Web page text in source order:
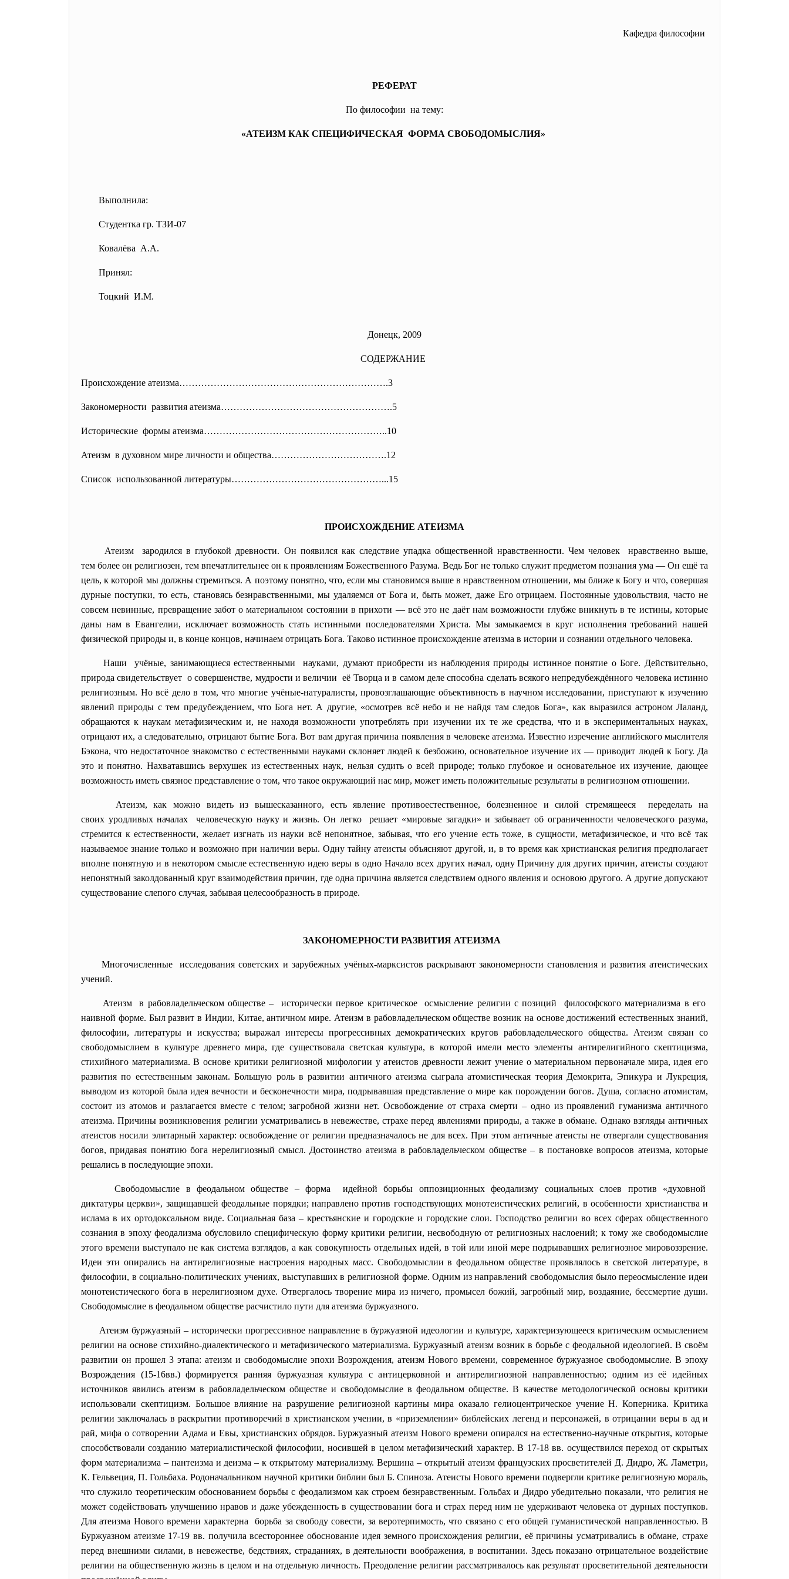
Кафедра философии
РЕФЕРАТ
По философии на тему:
«АТЕИЗМ КАК СПЕЦИФИЧЕСКАЯ ФОРМА СВОБОДОМЫСЛИЯ»
Выполнила:
Студентка гр. ТЗИ-07
Ковалёва А.А.
Принял:
Тоцкий И.М.
Донецк, 2009
СОДЕРЖАНИЕ
Происхождение атеизма………………………………………………………….3
Закономерности развития атеизма……………………………………………….5
Исторические формы атеизма…………………………………………………..10
Атеизм в духовном мире личности и общества……………………………….12
Список использованной литературы…………………………………………...15
ПРОИСХОЖДЕНИЕ АТЕИЗМА
Атеизм зародился в глубокой древности. Он появился как следствие упадка общественной нравственности. Чем человек нравственно выше,
тем более он религиозен, тем впечатлительнее он к проявлениям Божественного Разума. Ведь Бог не только служит предметом познания ума — Он ещё та
цель, к которой мы должны стремиться. А поэтому понятно, что, если мы становимся выше в нравственном отношении, мы ближе к Богу и что, совершая
дурные поступки, то есть, становясь безнравственными, мы удаляемся от Бога и, быть может, даже Его отрицаем. Постоянные удовольствия, часто не
совсем невинные, превращение забот о материальном состоянии в прихоти — всё это не даёт нам возможности глубже вникнуть в те истины, которые
даны нам в Евангелии, исключает возможность стать истинными последователями Христа. Мы замыкаемся в круг исполнения требований нашей
физической природы и, в конце концов, начинаем отрицать Бога. Таково истинное происхождение атеизма в истории и сознании отдельного человека.
Наши учёные, занимающиеся естественными науками, думают приобрести из наблюдения природы истинное понятие о Боге. Действительно,
природа свидетельствует о совершенстве, мудрости и величии её Творца и в самом деле способна сделать всякого непредубеждённого человека истинно
религиозным. Но всё дело в том, что многие учёные-натуралисты, провозглашающие объективность в научном исследовании, приступают к изучению
явлений природы с тем предубеждением, что Бога нет. А другие, «осмотрев всё небо и не найдя там следов Бога», как выразился астроном Лаланд,
обращаются к наукам метафизическим и, не находя возможности употреблять при изучении их те же средства, что и в экспериментальных науках,
отрицают их, а следовательно, отрицают бытие Бога. Вот вам другая причина появления в человеке атеизма. Известно изречение английского мыслителя
Бэкона, что недостаточное знакомство с естественными науками склоняет людей к безбожию, основательное изучение их — приводит людей к Богу. Да
это и понятно. Нахватавшись верхушек из естественных наук, нельзя судить о всей природе; только глубокое и основательное их изучение, дающее
возможность иметь связное представление о том, что такое окружающий нас мир, может иметь положительные результаты в религиозном отношении.
Атеизм, как можно видеть из вышесказанного, есть явление противоестественное, болезненное и силой стремящееся переделать на
своих уродливых началах человеческую науку и жизнь. Он легко решает «мировые загадки» и забывает об ограниченности человеческого разума,
стремится к естественности, желает изгнать из науки всё непонятное, забывая, что его учение есть тоже, в сущности, метафизическое, и что всё так
называемое знание только и возможно при наличии веры. Одну тайну атеисты объясняют другой, и, в то время как христианская религия предполагает
вполне понятную и в некотором смысле естественную идею веры в одно Начало всех других начал, одну Причину для других причин, атеисты создают
непонятный заколдованный круг взаимодействия причин, где одна причина является следствием одного явления и основою другого. А другие допускают
существование слепого случая, забывая целесообразность в природе.
ЗАКОНОМЕРНОСТИ РАЗВИТИЯ АТЕИЗМА
Многочисленные исследования советских и зарубежных учёных-марксистов раскрывают закономерности становления и развития атеистических
учений.
Атеизм в рабовладельческом обществе – исторически первое критическое осмысление религии с позиций философского материализма в его
наивной форме. Был развит в Индии, Китае, античном мире. Атеизм в рабовладельческом обществе возник на основе достижений естественных знаний,
философии, литературы и искусства; выражал интересы прогрессивных демократических кругов рабовладельческого общества. Атеизм связан со
свободомыслием в культуре древнего мира, где существовала светская культура, в которой имели место элементы антирелигийного скептицизма,
стихийного материализма. В основе критики религиозной мифологии у атеистов древности лежит учение о материальном первоначале мира, идея его
развития по естественным законам. Большую роль в развитии античного атеизма сыграла атомистическая теория Демокрита, Эпикура и Лукреция,
выводом из которой была идея вечности и бесконечности мира, подрывавшая представление о мире как порождении богов. Душа, согласно атомистам,
состоит из атомов и разлагается вместе с телом; загробной жизни нет. Освобождение от страха смерти – одно из проявлений гуманизма античного
атеизма. Причины возникновения религии усматривались в невежестве, страхе перед явлениями природы, а также в обмане. Однако взгляды античных
атеистов носили элитарный характер: освобождение от религии предназначалось не для всех. При этом античные атеисты не отвергали существования
богов, придавая понятию бога нерелигиозный смысл. Достоинство атеизма в рабовладельческом обществе – в постановке вопросов атеизма, которые
решались в последующие эпохи.
Свободомыслие в феодальном обществе – форма идейной борьбы оппозиционных феодализму социальных слоев против «духовной
диктатуры церкви», защищавшей феодальные порядки; направлено против господствующих монотеистических религий, в особенности христианства и
ислама в их ортодоксальном виде. Социальная база – крестьянские и городские и городские слои. Господство религии во всех сферах общественного
сознания в эпоху феодализма обусловило специфическую форму критики религии, несвободную от религиозных наслоений; к тому же свободомыслие
этого времени выступало не как система взглядов, а как совокупность отдельных идей, в той или иной мере подрывавших религиозное мировоззрение.
Идеи эти опирались на антирелигиозные настроения народных масс. Свободомыслии в феодальном обществе проявлялось в светской литературе, в
философии, в социально-политических учениях, выступавших в религиозной форме. Одним из направлений свободомыслия было переосмысление идеи
монотеистического бога в нерелигиозном духе. Отвергалось творение мира из ничего, промысел божий, загробный мир, воздаяние, бессмертие души.
Свободомыслие в феодальном обществе расчистило пути для атеизма буржуазного.
Атеизм буржуазный – исторически прогрессивное направление в буржуазной идеологии и культуре, характеризующееся критическим осмыслением
религии на основе стихийно-диалектического и метафизического материализма. Буржуазный атеизм возник в борьбе с феодальной идеологией. В своём
развитии он прошел 3 этапа: атеизм и свободомыслие эпохи Возрождения, атеизм Нового времени, современное буржуазное свободомыслие. В эпоху
Возрождения (15-16вв.) формируется ранняя буржуазная культура с антицерковной и антирелигиозной направленностью; одним из её идейных
источников явились атеизм в рабовладельческом обществе и свободомыслие в феодальном обществе. В качестве методологической основы критики
использовали скептицизм. Большое влияние на разрушение религиозной картины мира оказало гелиоцентрическое учение Н. Коперника. Критика
религии заключалась в раскрытии противоречий в христианском учении, в «приземлении» библейских легенд и персонажей, в отрицании веры в ад и
рай, мифа о сотворении Адама и Евы, христианских обрядов. Буржуазный атеизм Нового времени опирался на естественно-научные открытия, которые
способствовали созданию материалистической философии, носившей в целом метафизический характер. В 17-18 вв. осуществился переход от скрытых
форм материализма – пантеизма и деизма – к открытому материализму. Вершина – открытый атеизм французских просветителей Д. Дидро, Ж. Ламетри,
К. Гельвеция, П. Гольбаха. Родоначальником научной критики библии был Б. Спиноза. Атеисты Нового времени подвергли критике религиозную мораль,
что служило теоретическим обоснованием борьбы с феодализмом как строем безнравственным. Гольбах и Дидро убедительно показали, что религия не
может содействовать улучшению нравов и даже убежденность в существовании бога и страх перед ним не удерживают человека от дурных поступков.
Для атеизма Нового времени характерна борьба за свободу совести, за веротерпимость, что связано с его общей гуманистической направленностью. В
Буржуазном атеизме 17-19 вв. получила всестороннее обоснование идея земного происхождения религии, её причины усматривались в обмане, страхе
перед внешними силами, в невежестве, бедствиях, страданиях, в деятельности воображения, в воспитании. Здесь показано отрицательное воздействие
религии на общественную жизнь в целом и на отдельную личность. Преодоление религии рассматривалось как результат просветительной деятельности